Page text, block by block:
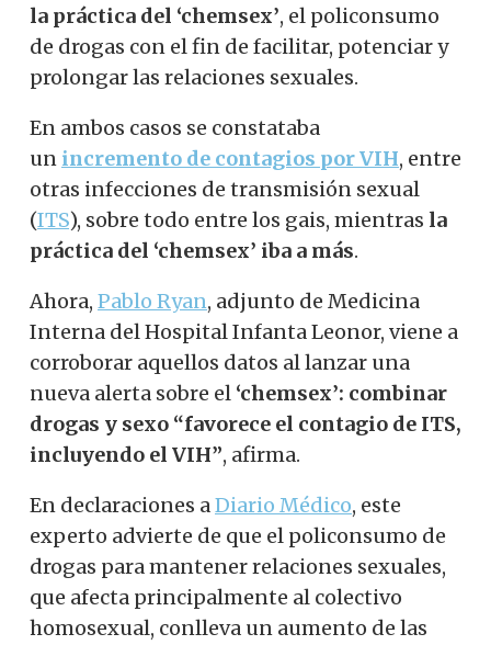
la práctica del ‘chemsex’, el policonsumo
de drogas con el fin de facilitar, potenciar y
prolongar las relaciones sexuales.
En ambos casos se constataba
un incremento de contagios por VIH, entre
otras infecciones de transmisión sexual
(ITS), sobre todo entre los gais, mientras la
práctica del ‘chemsex’ iba a más.
Ahora, Pablo Ryan, adjunto de Medicina
Interna del Hospital Infanta Leonor, viene a
corroborar aquellos datos al lanzar una
nueva alerta sobre el ‘chemsex’: combinar
drogas y sexo “favorece el contagio de ITS,
incluyendo el VIH”, afirma.
En declaraciones aDiario Médico, este
experto advierte de que el policonsumo de
drogas para mantener relaciones sexuales,
que afecta principalmente al colectivo
homosexual, conlleva un aumento de las